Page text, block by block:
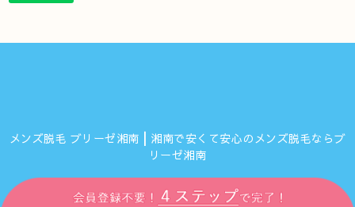
メンズ脱毛 ブリーゼ湘南┃湘南で安くて安心のメンズ脱毛ならブ
リーゼ湘南